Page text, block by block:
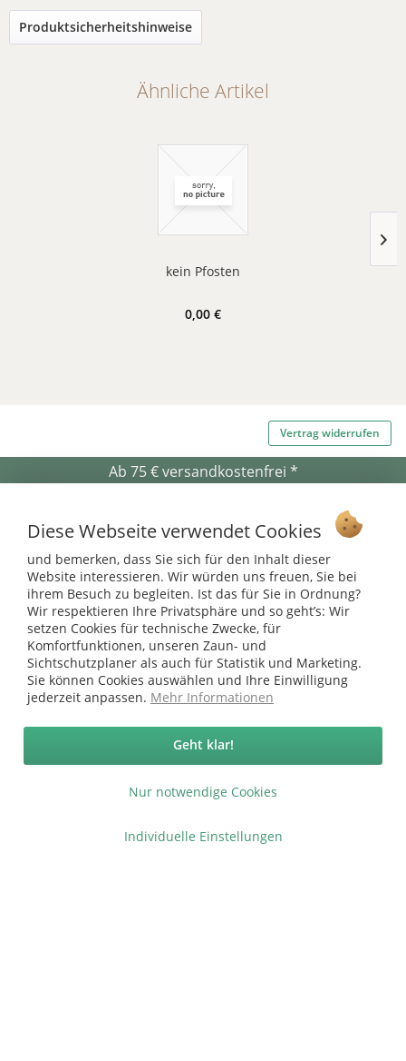
Produktsicherheitshinweise
Ähnliche Artikel
kein Pfosten
0,00 €
Vertrag widerrufen
Ab 75 € versandkostenfrei *
Shop Service
Informationen
* bei Paketversand. Alle Preise inkl. gesetzl. Mehrwertsteuer zzgl.
Versandkosten .
Copyright © afp marketing gmbh - Alle Rechte vorbehalten
Sicher zahlen in unserem Onlineshop
Diese Webseite verwendet Cookies
und bemerken, dass Sie sich für den Inhalt dieser
Website interessieren. Wir würden uns freuen, Sie bei
ihrem Besuch zu begleiten. Ist das für Sie in Ordnung?
Wir respektieren Ihre Privatsphäre und so geht’s: Wir
setzen Cookies für technische Zwecke, für
Komfortfunktionen, unseren Zaun- und
Sichtschutzplaner als auch für Statistik und Marketing.
Sie können Cookies auswählen und Ihre Einwilligung
jederzeit anpassen. Mehr Informationen
Nur notwendige Cookies
Geht klar!
Individuelle Einstellungen